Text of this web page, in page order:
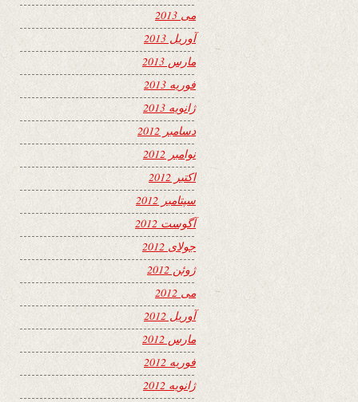
می 2013
آوریل 2013
مارس 2013
فوریه 2013
ژانویه 2013
دسامبر 2012
نوامبر 2012
اکتبر 2012
سپتامبر 2012
آگوست 2012
جولای 2012
ژوئن 2012
می 2012
آوریل 2012
مارس 2012
فوریه 2012
ژانویه 2012